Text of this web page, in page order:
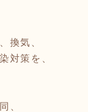
換気、
対策を、
、